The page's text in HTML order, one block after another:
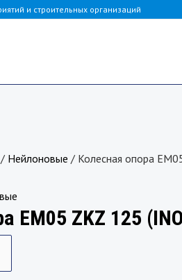
и строительных организаций
/ Нейлоновые / Колесная опора
EM05 ZKZ 125